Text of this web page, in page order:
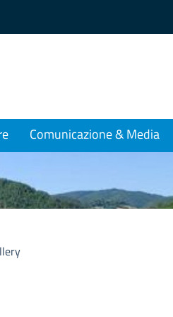
Comunicazione & Media